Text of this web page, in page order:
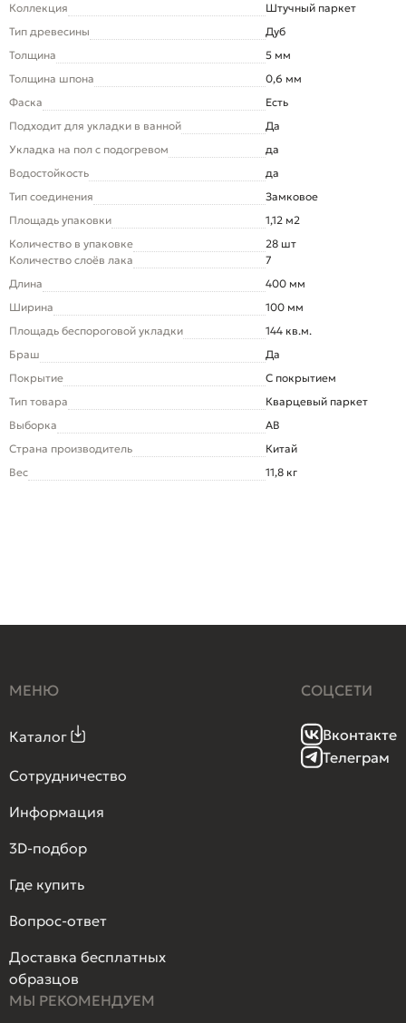
Коллекция
Штучный паркет
Тип древесины
Дуб
Толщина
5 мм
Толщина шпона
0,6 мм
Фаска
Есть
Подходит для укладки в ванной
Да
Укладка на пол c подогревом
да
Водостойкость
да
Тип соединения
Замковое
Площадь упаковки
1,12 м2
Количество в упаковке
28 шт
Количество слоёв лака
7
Длина
400 мм
Ширина
100 мм
Площадь беспороговой укладки
144 кв.м.
Браш
Да
Покрытие
С покрытием
Тип товара
Кварцевый паркет
Выборка
AB
Страна производитель
Китай
Вес
11,8 кг
МЕНЮ
Каталог
Сотрудничество
Информация
3D-подбор
Где купить
Вопрос-ответ
Доставка бесплатных
образцов
СОЦСЕТИ
Вконтакте
Телеграм
МЫ РЕКОМЕНДУЕМ